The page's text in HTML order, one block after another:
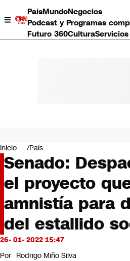
PaísMundoNegocios
Podcast y Programas
Futuro 360CulturaServicios
Negocios
Deportes
Programas completos
Cultura
Servicios
Bits
CNN tiempo
Futuro 360
Inicio País
Senado:
el proyecto
amnistía para
del estallido
26- 01- 2022 15:47
Por Rodrigo Miño Silva